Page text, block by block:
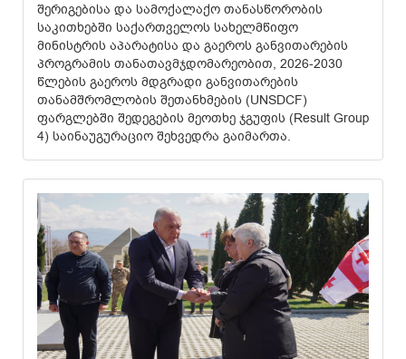
შერიგებისა და სამოქალაქო თანასწორობის
საკითხებში საქართველოს სახელმწიფო
მინისტრის აპარატისა და გაეროს განვითარების
პროგრამის თანათავმჯდომარეობით, 2026-2030
წლების გაეროს მდგრადი განვითარების
თანამშრომლობის შეთანხმების (UNSDCF)
ფარგლებში შედეგების მეოთხე ჯგუფის (Result Group
4) საინაუგურაციო შეხვედრა გაიმართა.